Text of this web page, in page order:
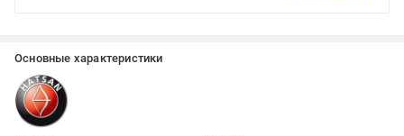
Основные характеристики